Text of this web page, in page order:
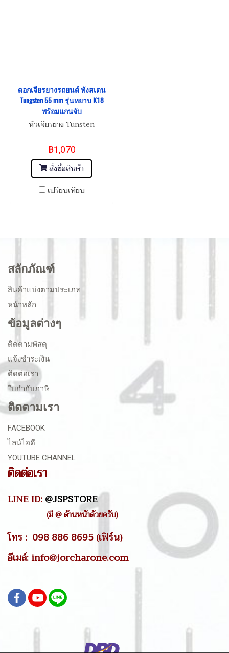
ดอกเจียรยางรถยนต์ ทังสเตน
Tungsten 55 mm รุ่นหยาบ K18
พร้อมแกนจับ
หัวเจียรยาง Tunsten
฿1,070
สั่งซื้อสินค้า
เปรียบเทียบ
สลักภัณฑ์
สินค้าแบ่งตามประเภท
หน้าหลัก
ข้อมูลต่างๆ
ติดตามพัสดุ
แจ้งชำระเงิน
ติดต่อเรา
ใบกำกับภาษี
ติดตามเรา
FACEBOOK
ไลน์ไอดี
YOUTUBE CHANNEL
ติดต่อเรา
LINE ID:@JSPSTORE
(มี @ ด้านหน้าด้วยครับ)
โทร : 098 886 8695 (เฟิร์น)
อีเมล์: info@jorcharone.com